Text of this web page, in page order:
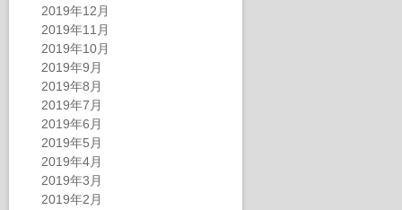
2019年12月
2019年11月
2019年10月
2019年9月
2019年8月
2019年7月
2019年6月
2019年5月
2019年4月
2019年3月
2019年2月